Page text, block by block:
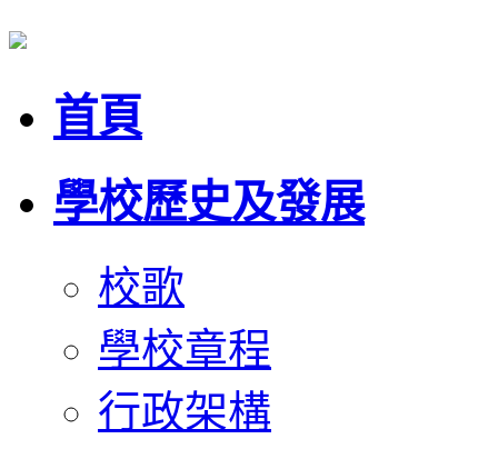
首頁
學校歷史及發展
校歌
學校章程
行政架構